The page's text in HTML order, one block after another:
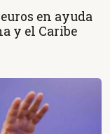
en ayuda
y el Caribe